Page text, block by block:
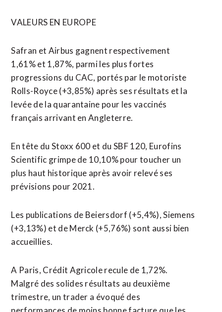
VALEURS EN EUROPE
Safran et Airbus gagnent respectivement
1,61% et 1,87%, parmi les plus fortes
progressions du CAC, portés par le motoriste
Rolls-Royce (+3,85%) après ses résultats et la
levée de la quarantaine pour les vaccinés
français arrivant en Angleterre.
En tête du Stoxx 600 et du SBF 120, Eurofins
Scientific grimpe de 10,10% pour toucher un
plus haut historique après avoir relevé ses
prévisions pour 2021.
Les publications de Beiersdorf (+5,4%), Siemens
(+3,13%) et de Merck (+5,76%) sont aussi bien
accueillies.
A Paris, Crédit Agricole recule de 1,72%.
Malgré des solides résultats au deuxième
trimestre, un trader a évoqué des